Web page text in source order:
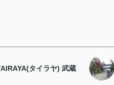
タイラヤ) 武蔵